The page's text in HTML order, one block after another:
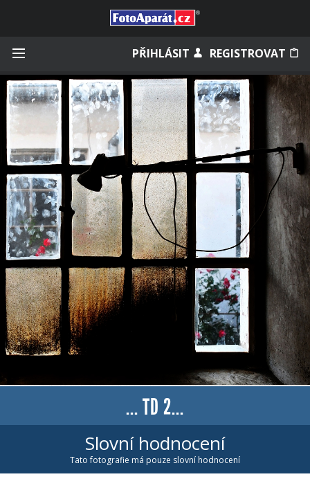
PŘIHLÁSIT REGISTROVAT
Zapamatovat
Zapomněli jste heslo?
Měli jste účet na starém webu?
... TD 2...
Slovní hodnocení
Tato fotografie má pouze slovní hodnocení